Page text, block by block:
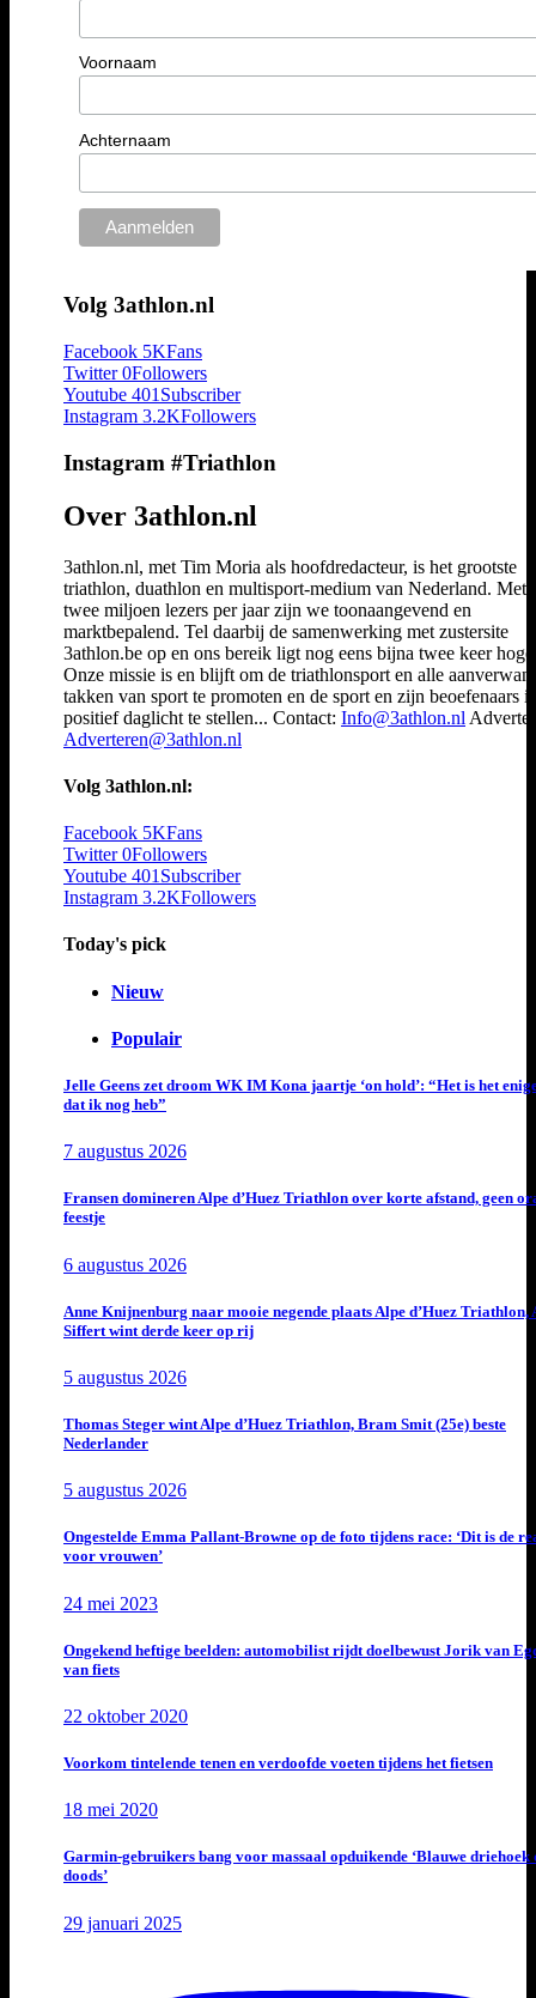
Voornaam
Achternaam
Volg 3athlon.nl
Facebook 5KFans
Twitter 0Followers
Youtube 401 Subscriber
Instagram 3.2KFollowers
Instagram #Triathlon
Over 3athlon.nl
3athlon.nl, met Tim Moria als hoofdredacteur, is het grootste
triathlon, duathlon en multisport-medium van Nederland. Met
twee miljoen lezers per jaar zijn we toonaangevend en
marktbepalend. Tel daarbij de samenwerking met zustersite
3athlon.be op en ons bereik ligt nog eens bijna twee keer
Onze missie is en blijft om de triathlonsport en alle
takken van sport te promoten en de sport en zijn beoefenaars
positief daglicht te stellen... Contact: Info@3athlon.nl
Adverteren@3athlon.nl
Volg 3athlon.nl:
Facebook 5KFans
Twitter 0Followers
Youtube 401 Subscriber
Instagram 3.2KFollowers
Today's pick
Nieuw
Populair
Jelle Geens zet droom WK IM Kona jaartje ‘on hold’: “Het is het
dat ik nog heb”
7 augustus 2026
Fransen domineren Alpe d’Huez Triathlon over korte afstand, geen
feestje
6 augustus 2026
Anne Knijnenburg naar mooie negende plaats Alpe d’Huez Triathlon,
Siffert wint derde keer op rij
5 augustus 2026
Thomas Steger wint Alpe d’Huez Triathlon, Bram Smit (25e) beste
Nederlander
5 augustus 2026
Ongestelde Emma Pallant-Browne op de foto tijdens race: ‘Dit is de
voor vrouwen’
24 mei 2023
Ongekend heftige beelden: automobilist rijdt doelbewust Jorik van
van fiets
22 oktober 2020
Voorkom tintelende tenen en verdoofde voeten tijdens het fietsen
18 mei 2020
Garmin-gebruikers bang voor massaal opduikende ‘Blauwe driehoek
doods’
29 januari 2025